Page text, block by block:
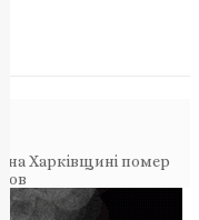
на Харківщині помер